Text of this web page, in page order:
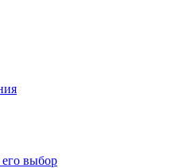
выбор